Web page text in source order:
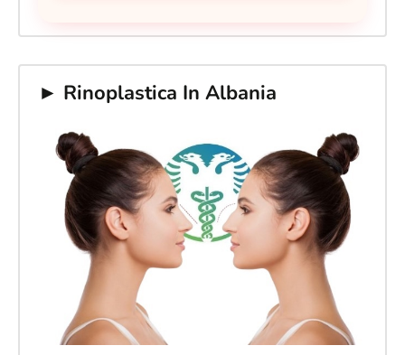
► Rinoplastica In Albania